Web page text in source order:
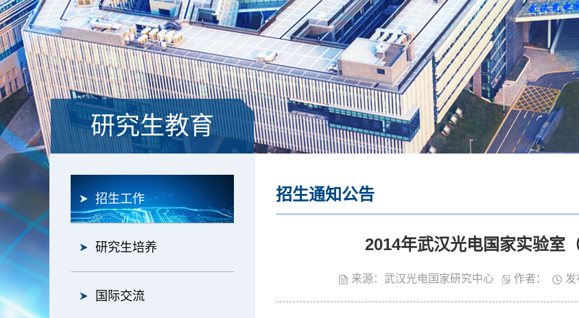
研究生教育
招生工作
研究生培养
国际交流
招生通知公告
2014年武汉光电国家实验室
来源：武汉光电国家研究中心 作者： 发